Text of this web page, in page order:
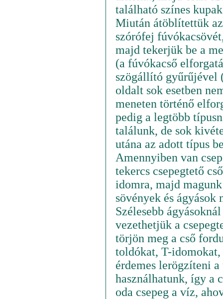
található színes
Miután átöblítettük
szórófej
majd tekerjük be a
(a fúvókacső
szögállító gyűrűjével
oldalt sok esetben
meneten történő
pedig a legtöbb
találunk, de sok
utána az adott típus
Amennyiben van
tekercs csepegtető
idomra, majd
sövények és ágyások
Szélesebb
vezethetjük a
törjön meg a cső
toldókat, T-idomokat,
érdemes lerögzíteni
használhatunk, így a
oda csepeg a víz,